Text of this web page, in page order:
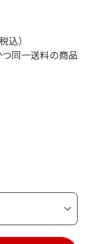
）
同一送料の商品